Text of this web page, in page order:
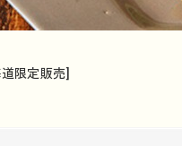
限定販売]